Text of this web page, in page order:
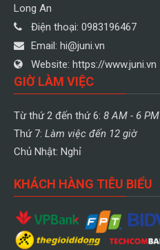
Long An
Điện thoại: 0983196467
Email: hi@juni.vn
Website: https://www.juni.vn
GIỜ LÀM VIỆC
Từ thứ 2 đến thứ 6: 8 AM - 6 PM
Thứ 7: Làm việc đến 12 giờ
Chủ Nhật: Nghỉ
KHÁCH HÀNG TIÊU BIỂU